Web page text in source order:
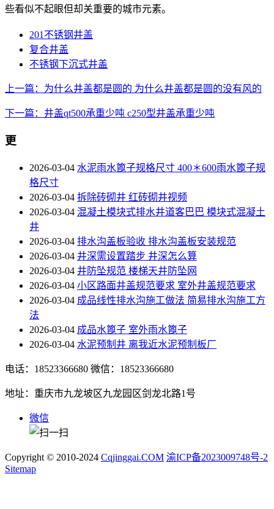
些看似不起眼但却关重要的城市元素。
201不锈钢井盖
复合井盖
不锈钢下沉式井盖
上一篇：为什么井盖都是圆的 为什么井盖都是圆的没有风的
下一篇：井盖qt500承重少吨 c250型井盖承重少吨
更
2026-03-04 水泥雨水篦子规格尺寸 400＊600雨水篦子规
格尺寸
2026-03-04 拆除砖砌井 红砖砌井视频
2026-03-04 混凝土模块式排水井道客巴巴 模块式混凝土
井
2026-03-04 排水沟盖板验收 排水沟盖板安装规范
2026-03-04 井深需设置踏步 井深怎么算
2026-03-04 井防坠规范 楼梯天井防坠网
2026-03-04 小区路面井盖规范要求 室外井盖规范要求
2026-03-04 成品线性排水沟施工做法 简易排水沟施工方
法
2026-03-04 成品水篦子 室外雨水篦子
2026-03-04 水泥预制井 离我近水泥预制板厂
电话：18523366680 微信：18523366680
地址：重庆市九龙坡区九龙园区剑龙北路1号
微信
Copyright © 2010-2024 Cqjinggai.COM 渝ICP备2023009748号-2
Sitemap